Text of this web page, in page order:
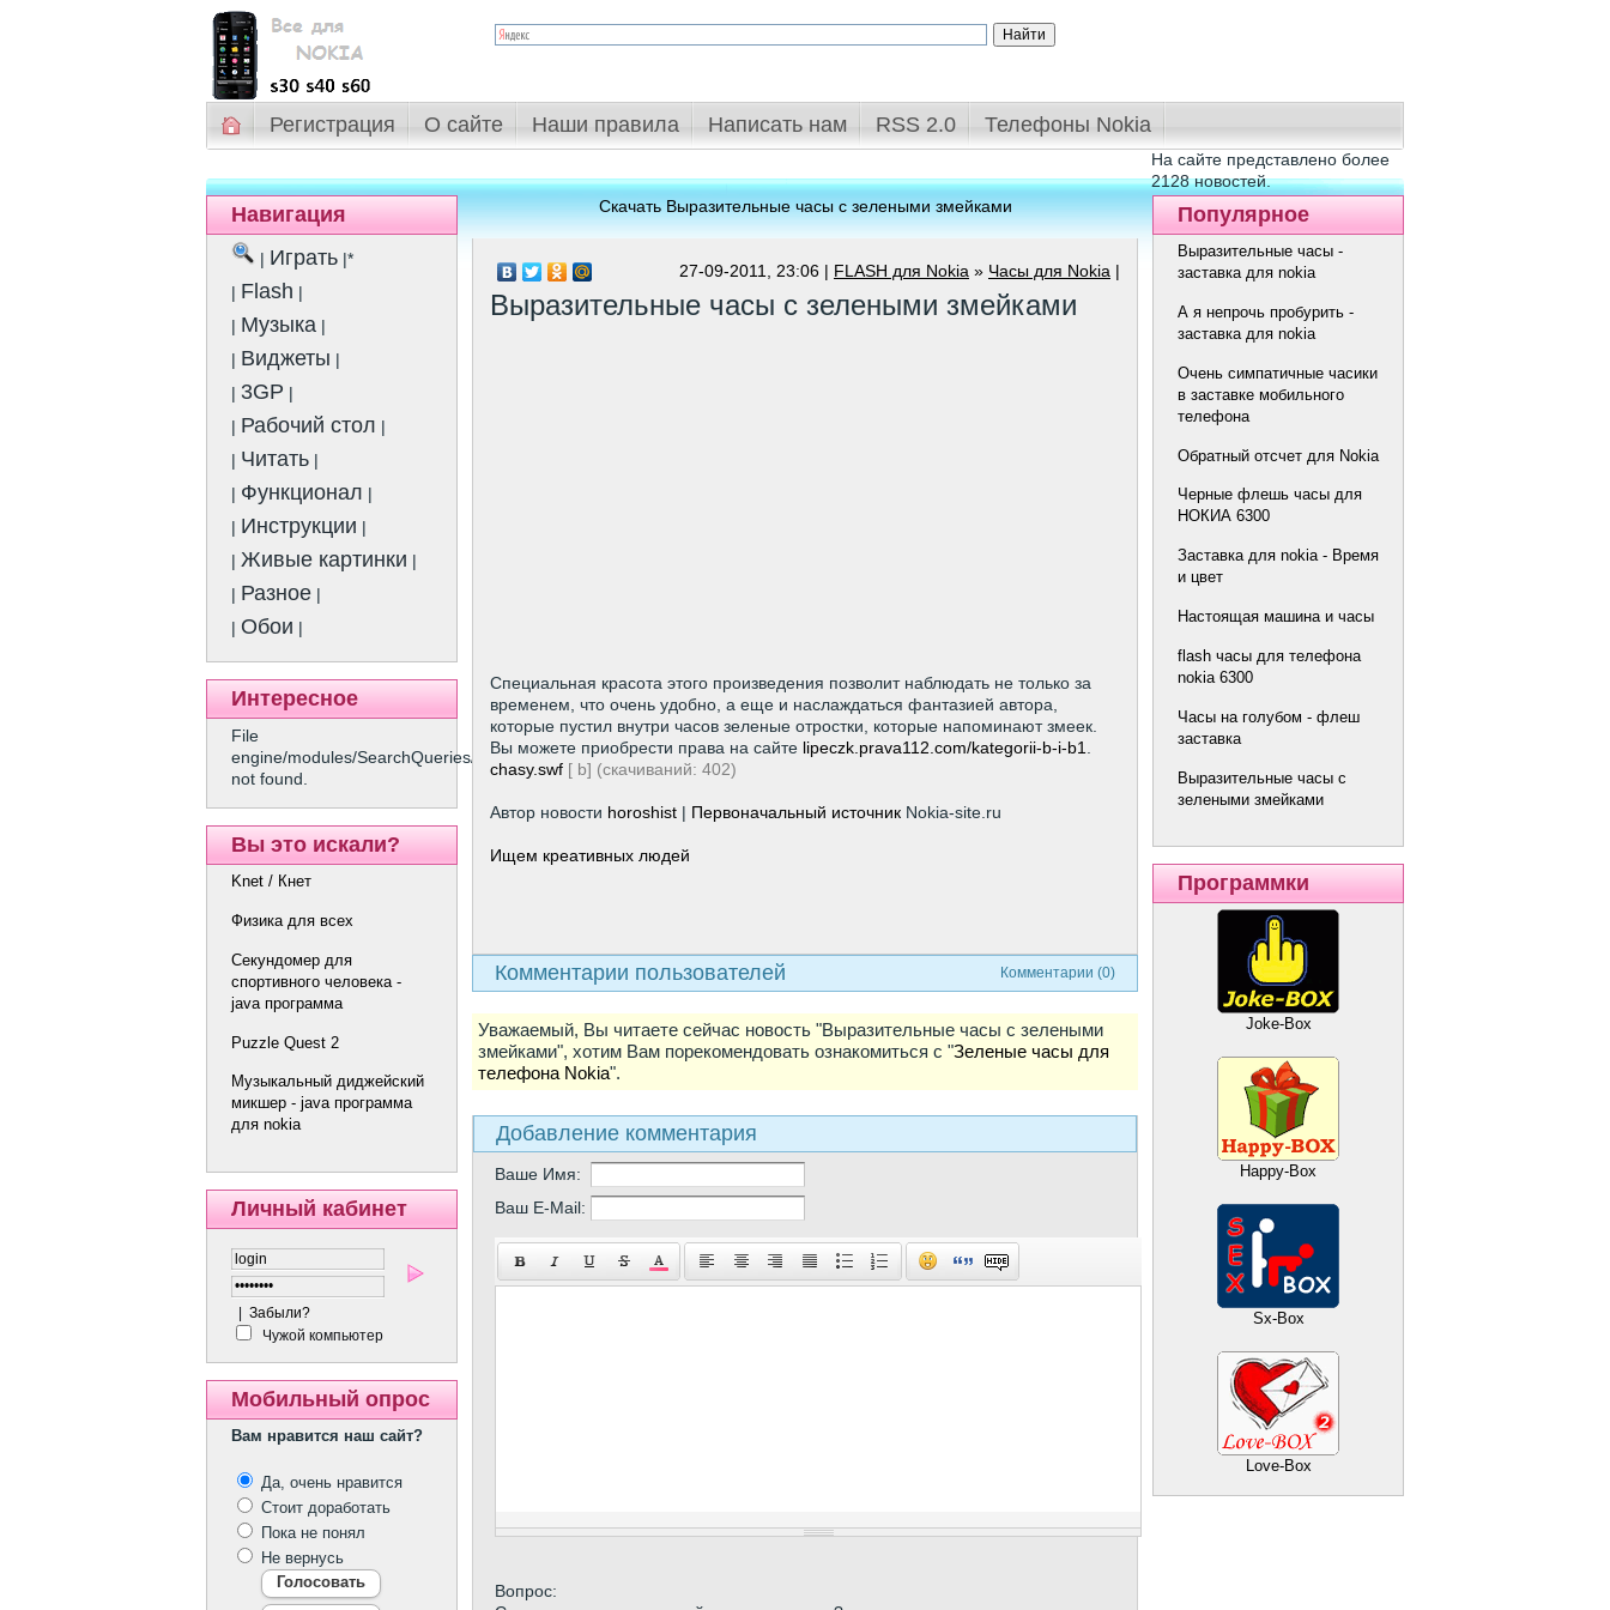
Регистрация О сайте Наши правила Написать нам RSS 2.0 Телефоны Nokia
На сайте представлено более
2128 новостей.
Навигация
| Играть |*
| Flash |
| Музыка |
| Виджеты |
| 3GP |
| Рабочий стол |
| Читать |
| Функционал |
| Инструкции |
| Живые картинки |
| Разное |
| Обои |
Интересное
File
engine/modules/SearchQueries/show.php
not found.
Вы это искали?
Knet / Кнет
Физика для всех
Секундомер для
спортивного человека -
java программа
Puzzle Quest 2
Музыкальный диджейский
микшер - java программа
для nokia
Личный кабинет
Забыли?
Чужой компьютер
Мобильный опрос
Вам нравится наш сайт?
Да, очень нравится
Стоит доработать
Пока не понял
Не вернусь
Скачать Выразительные часы с зелеными змейками
27-09-2011, 23:06 | FLASH для Nokia » Часы для Nokia |
Выразительные часы с зелеными змейками
Специальная красота этого произведения позволит наблюдать не только за
временем, что очень удобно, а еще и наслаждаться фантазией автора,
которые пустил внутри часов зеленые отростки, которые напоминают змеек.
Вы можете приобрести права на сайте lipeczk.prava112.com/kategorii-b-i-b1
chasy.swf [ b] (cкачиваний: 402)
Автор новости horoshist | Первоначальный источник Nokia-site.ru
Ищем креативных людей
Комментарии (0)
Комментарии пользователей
Уважаемый, Вы читаете сейчас новость "Выразительные часы с зелеными
змейками", хотим Вам порекомендовать ознакомиться с "Зеленые часы для
телефона Nokia".
Добавление комментария
Ваше Имя:
Ваш E-Mail:
Вопрос:
Популярное
Выразительные часы -
заставка для nokia
А я непрочь пробурить -
заставка для nokia
Очень симпатичные часики
в заставке мобильного
телефона
Обратный отсчет для Nokia
Черные флешь часы для
НОКИА 6300
Заставка для nokia - Время
и цвет
Настоящая машина и часы
flash часы для телефона
nokia 6300
Часы на голубом - флеш
заставка
Выразительные часы с
зелеными змейками
Программки
Joke-Box
Happy-Box
Sx-Box
Love-Box